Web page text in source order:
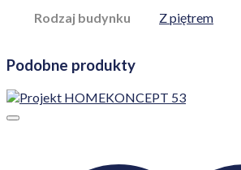
Rodzaj budynku Z piętrem
Podobne produkty